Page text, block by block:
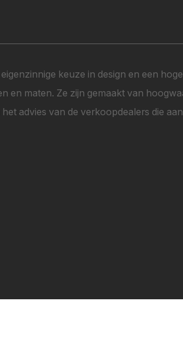
keuze in design en een
en maten. Ze zijn gemaakt van
advies van de verkoopdealers die